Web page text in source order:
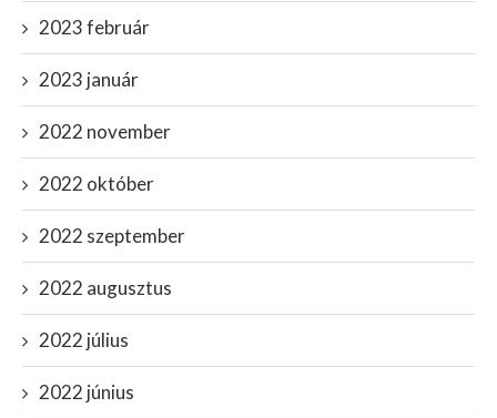
2023 február
2023 január
2022 november
2022 október
2022 szeptember
2022 augusztus
2022 július
2022 június